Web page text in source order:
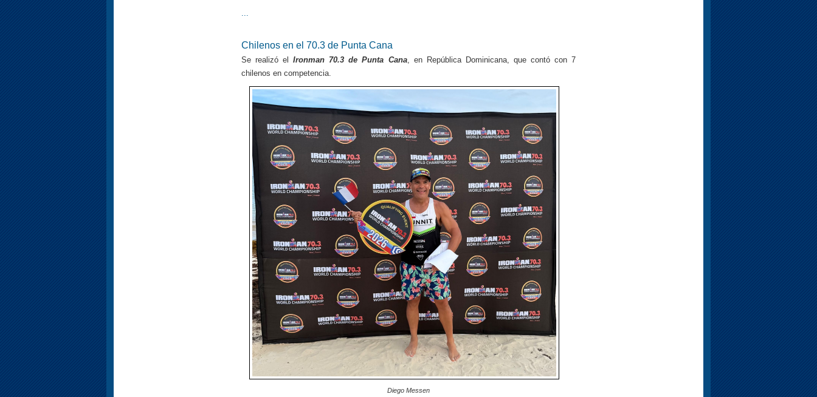
...
Chilenos en el 70.3 de Punta Cana
Se realizó elIronman 70.3 de Punta Cana, en República Dominicana, que contó con 7
chilenos en competencia.
Diego Messen